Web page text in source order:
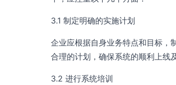
3.1 制定明确的实施计划
企业应根据自身业务特点和目标，
合理的计划，确保系统的顺利上线
3.2 进行系统培训